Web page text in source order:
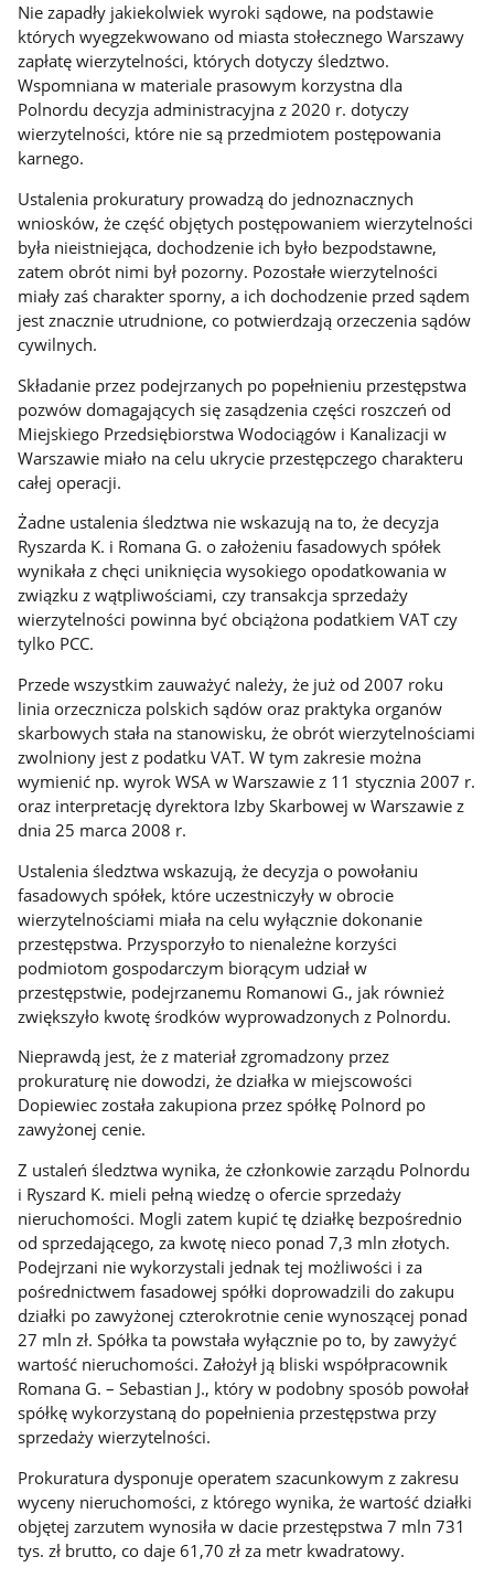
Nie zapadły jakiekolwiek wyroki sądowe, na podstawie
których wyegzekwowano od miasta stołecznego Warszawy
zapłatę wierzytelności, których dotyczy śledztwo.
Wspomniana w materiale prasowym korzystna dla
Polnordu decyzja administracyjna z 2020 r. dotyczy
wierzytelności, które nie są przedmiotem postępowania
karnego.
Ustalenia prokuratury prowadzą do jednoznacznych
wniosków, że część objętych postępowaniem wierzytelności
była nieistniejąca, dochodzenie ich było bezpodstawne,
zatem obrót nimi był pozorny. Pozostałe wierzytelności
miały zaś charakter sporny, a ich dochodzenie przed sądem
jest znacznie utrudnione, co potwierdzają orzeczenia sądów
cywilnych.
Składanie przez podejrzanych po popełnieniu przestępstwa
pozwów domagających się zasądzenia części roszczeń od
Miejskiego Przedsiębiorstwa Wodociągów i Kanalizacji w
Warszawie miało na celu ukrycie przestępczego charakteru
całej operacji.
Żadne ustalenia śledztwa nie wskazują na to, że decyzja
Ryszarda K. i Romana G. o założeniu fasadowych spółek
wynikała z chęci uniknięcia wysokiego opodatkowania w
związku z wątpliwościami, czy transakcja sprzedaży
wierzytelności powinna być obciążona podatkiem VAT czy
tylko PCC.
Przede wszystkim zauważyć należy, że już od 2007 roku
linia orzecznicza polskich sądów oraz praktyka organów
skarbowych stała na stanowisku, że obrót wierzytelnościami
zwolniony jest z podatku VAT. W tym zakresie można
wymienić np. wyrok WSA w Warszawie z 11 stycznia 2007 r.
oraz interpretację dyrektora Izby Skarbowej w Warszawie z
dnia 25 marca 2008 r.
Ustalenia śledztwa wskazują, że decyzja o powołaniu
fasadowych spółek, które uczestniczyły w obrocie
wierzytelnościami miała na celu wyłącznie dokonanie
przestępstwa. Przysporzyło to nienależne korzyści
podmiotom gospodarczym biorącym udział w
przestępstwie, podejrzanemu Romanowi G., jak również
zwiększyło kwotę środków wyprowadzonych z Polnordu.
Nieprawdą jest, że z materiał zgromadzony przez
prokuraturę nie dowodzi, że działka w miejscowości
Dopiewiec została zakupiona przez spółkę Polnord po
zawyżonej cenie.
Z ustaleń śledztwa wynika, że członkowie zarządu Polnordu
i Ryszard K. mieli pełną wiedzę o ofercie sprzedaży
nieruchomości. Mogli zatem kupić tę działkę bezpośrednio
od sprzedającego, za kwotę nieco ponad 7,3 mln złotych.
Podejrzani nie wykorzystali jednak tej możliwości i za
pośrednictwem fasadowej spółki doprowadzili do zakupu
działki po zawyżonej czterokrotnie cenie wynoszącej ponad
27 mln zł. Spółka ta powstała wyłącznie po to, by zawyżyć
wartość nieruchomości. Założył ją bliski współpracownik
Romana G. – Sebastian J., który w podobny sposób powołał
spółkę wykorzystaną do popełnienia przestępstwa przy
sprzedaży wierzytelności.
Prokuratura dysponuje operatem szacunkowym z zakresu
wyceny nieruchomości, z którego wynika, że wartość działki
objętej zarzutem wynosiła w dacie przestępstwa 7 mln 731
tys. zł brutto, co daje 61,70 zł za metr kwadratowy.